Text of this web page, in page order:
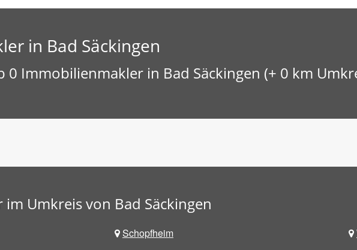
in Bad Säckingen
0 Immobilienmakler in Bad Säckingen (+ 0 km
Umkreis von Bad Säckingen
Schopfheim